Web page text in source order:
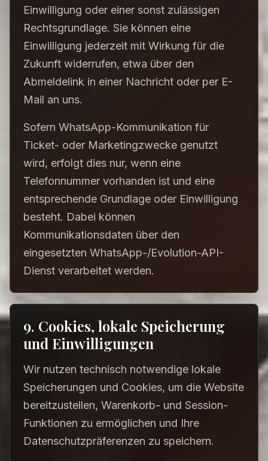
Einwilligung oder einer sonst zulässigen
Rechtsgrundlage. Sie können eine
Einwilligung jederzeit mit Wirkung für die
Zukunft widerrufen, etwa über den
Abmeldelink in einer Nachricht oder per E-
Mail an uns.
Sofern WhatsApp-Kommunikation für
Ticket- oder Marketingzwecke genutzt
wird, erfolgt dies nur, wenn eine
Telefonnummer vorhanden ist und eine
entsprechende Grundlage oder Einwilligung
besteht. Dabei können
Kommunikationsdaten über den
eingesetzten WhatsApp-/Evolution-API-
Dienst verarbeitet werden.
9. Cookies, lokale Speicherung
und Einwilligungen
Wir nutzen technisch notwendige lokale
Speicherungen und Cookies, um die Website
bereitzustellen, Warenkorb- und Session-
Funktionen zu ermöglichen und Ihre
Datenschutzpräferenzen zu speichern.